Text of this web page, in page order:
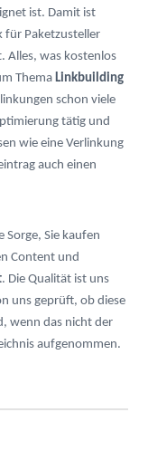
ist. Damit ist
für Paketzusteller
Alles, was kostenlos
Thema Linkbuilding
schon viele
tätig und
wie eine Verlinkung
auch einen
Sorge, Sie kaufen
Content und
. Die Qualität ist uns
uns geprüft, ob diese
wenn das nicht der
aufgenommen.